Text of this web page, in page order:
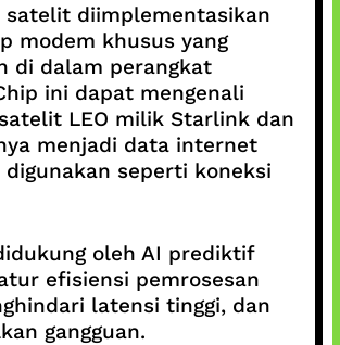
satelit diimplementasikan
modem khusus yang
di dalam perangkat
ini dapat mengenali
LEO milik Starlink dan
menjadi data internet
digunakan seperti koneksi
oleh AI prediktif
efisiensi pemrosesan
latensi tinggi, dan
gangguan.